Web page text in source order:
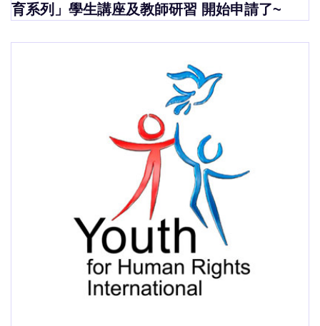
育系列」學生講座及教師研習 開始申請了~